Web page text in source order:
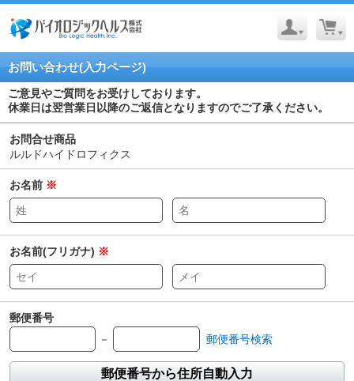
お問い合わせ(入力ページ)
ご意見やご質問をお受けしております。
休業日は翌営業日以降のご返信となりますのでご了承ください。
お問合せ商品
ルルドハイドロフィクス
お名前 ※
お名前(フリガナ) ※
郵便番号
－
郵便番号検索
郵便番号から住所自動入力